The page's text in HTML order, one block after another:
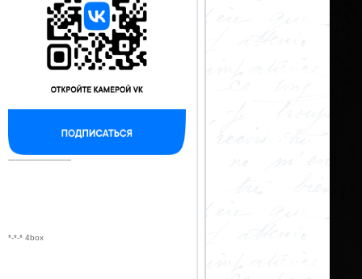
--------------------------
*-*-* 4box